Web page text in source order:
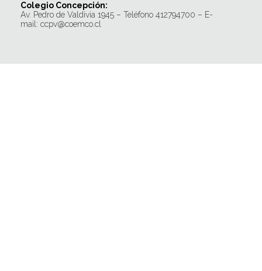
Colegio Concepción:
Av. Pedro de Valdivia 1945 – Teléfono 412794700 – E-
mail: ccpv@coemco.cl